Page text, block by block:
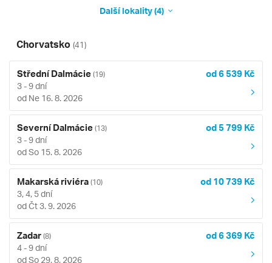
Další lokality (4)
Chorvatsko (41)
Střední Dalmácie (19) od 6 539 Kč
3 - 9 dní
od Ne 16. 8. 2026
Severní Dalmácie (13) od 5 799 Kč
3 - 9 dní
od So 15. 8. 2026
Makarská riviéra (10) od 10 739 Kč
3, 4, 5 dní
od Čt 3. 9. 2026
Zadar (8) od 6 369 Kč
4 - 9 dní
od So 29. 8. 2026